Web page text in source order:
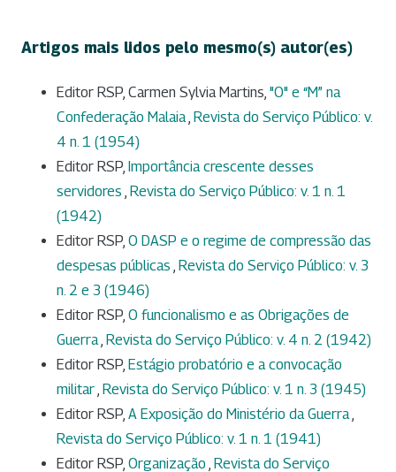
Artigos mais lidos pelo mesmo(s) autor(es)
Editor RSP, Carmen Sylvia Martins, "O" e “M” na
Confederação Malaia, Revista do Serviço Público: v.
4 n. 1 (1954)
Editor RSP, Importância crescente desses
servidores , Revista do Serviço Público: v. 1 n. 1
(1942)
Editor RSP, O DASP e o regime de compressão das
despesas públicas , Revista do Serviço Público: v. 3
n. 2 e 3 (1946)
Editor RSP, O funcionalismo e as Obrigações de
Guerra, Revista do Serviço Público: v. 4 n. 2 (1942)
Editor RSP, Estágio probatório e a convocação
militar, Revista do Serviço Público: v. 1 n. 3 (1945)
Editor RSP, A Exposição do Ministério da Guerra,
Revista do Serviço Público: v. 1 n. 1 (1941)
Editor RSP, Organização , Revista do Serviço